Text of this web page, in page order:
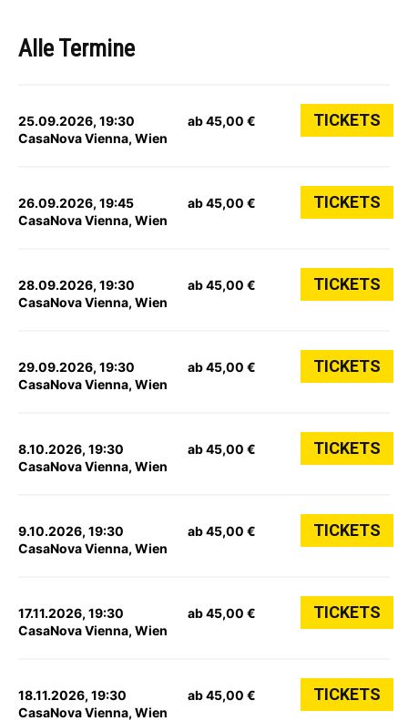
Alle Termine
25.09.2026, 19:30
CasaNova Vienna, Wien
ab 45,00 € TICKETS
26.09.2026, 19:45
CasaNova Vienna, Wien
ab 45,00 € TICKETS
28.09.2026, 19:30
CasaNova Vienna, Wien
ab 45,00 € TICKETS
29.09.2026, 19:30
CasaNova Vienna, Wien
ab 45,00 € TICKETS
8.10.2026, 19:30
CasaNova Vienna, Wien
ab 45,00 € TICKETS
9.10.2026, 19:30
CasaNova Vienna, Wien
ab 45,00 € TICKETS
17.11.2026, 19:30
CasaNova Vienna, Wien
ab 45,00 € TICKETS
18.11.2026, 19:30
CasaNova Vienna, Wien
ab 45,00 € TICKETS